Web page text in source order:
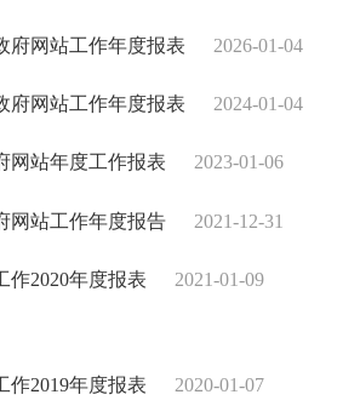
府网站工作年度报表 2026-01-04
府网站工作年度报表 2024-01-04
网站年度工作报表 2023-01-06
网站工作年度报告 2021-12-31
作2020年度报表 2021-01-09
作2019年度报表 2020-01-07